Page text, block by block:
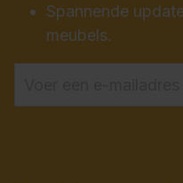
Spannende
meubels.